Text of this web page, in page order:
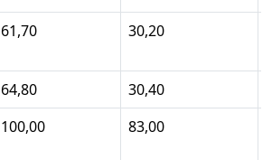
61,70 30,20
64,80 30,40
100,00 83,00